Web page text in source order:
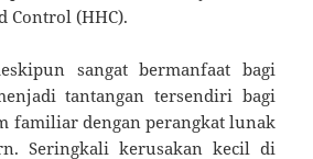
Control (HHC).
sangat bermanfaat bagi
tantangan tersendiri bagi
familiar dengan perangkat lunak
Seringkali kerusakan kecil di